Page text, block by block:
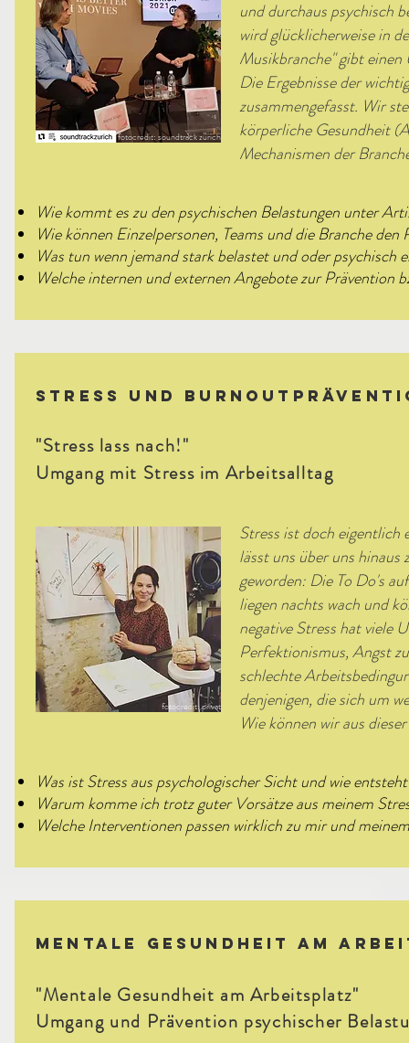
fotocredit: soundtrack zürich
und durchaus psychisch
wird glücklicherweise in
Musikbranche" gibt
Die Ergebnisse der
zusammengefasst. Wir
körperliche Gesundheit
Mechanismen der
Wie kommt es zu den psychischen Belastungen unter
Wie können Einzelpersonen, Teams und die Branche
Was tun wenn jemand stark belastet und oder psychisch
Welche internen und externen Angebote zur Prävention
Stress und
"Stress lass nach!"
Umgang mit Stress im Arbeitsalltag
fotocredit: privat
Stress ist doch eigentlich
lässt uns über uns
geworden: Die To Do's
liegen nachts wach und
negative Stress hat viele
Perfektionismus, Angst
schlechte
denjenigen, die sich um
Wie können wir aus
Was ist Stress aus psychologischer Sicht und wie
Warum komme ich trotz guter Vorsätze aus meinem
Welche Interventionen passen wirklich zu mir und
Mentale Gesundheit am
"Mentale Gesundheit am Arbeitsplatz"
Umgang und Prävention psychischer